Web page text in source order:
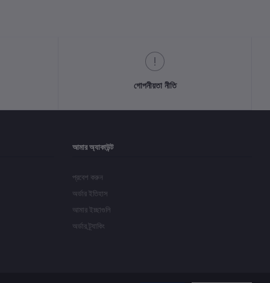
গোপনীয়তা নীতি
আমার অ্যাকাউন্ট
প্রবেশ করুন
অর্ডার ইতিহাস
আমার ইচ্ছাগুলি
অর্ডার ট্র্যাকিং